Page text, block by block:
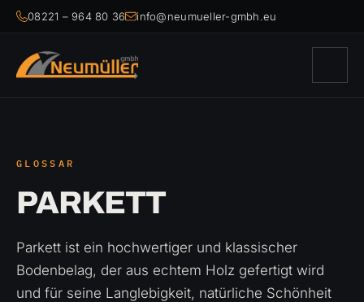
08221 – 964 80 36 info@neumueller-gmbh.eu
GLOSSAR
PARKETT
Parkett ist ein hochwertiger und klassischer
Bodenbelag, der aus echtem Holz gefertigt wird
und für seine Langlebigkeit, natürliche Schönheit